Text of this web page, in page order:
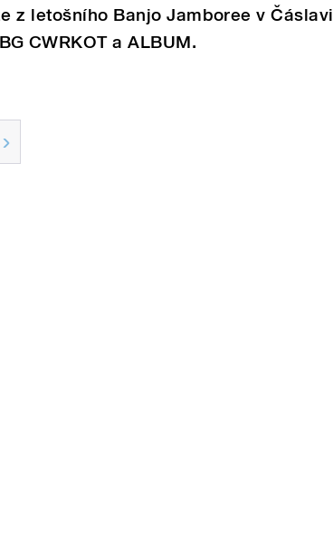
z letošního Banjo Jamboree v Čáslavi
CWRKOT a ALBUM.